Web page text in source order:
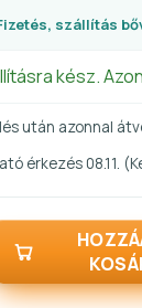
szállítás
kész.
után azonnal
érkezés 08.11.